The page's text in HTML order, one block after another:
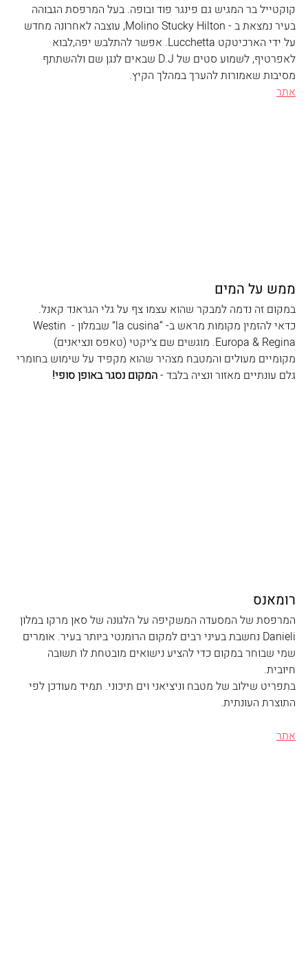
קוקטייל בר המגיש גם פינגר פוד ובופה. בעל המרפסת הגבוהה
בעיר נמצאת ב - Molino Stucky Hilton, עוצבה לאחרונה מחדש
על ידי הארכיטקט Lucchetta. אפשר להתלבש יפה,לבוא
לאפרטיף, לשמוע סטים של D.J שבאים לנגן שם ולהשתתף
מסיבות שאמורות להערך במהלך הקיץ.
אתר
ממש על המים
במקום זה נדמה למבקר שהוא עצמו צף על גלי הגראנד קאנל.
כדאי להזמין מקומות מראש ב- “la cusina” שבמלון - Westin
Europa & Regina. מוגשים שם צ׳יקטי (טאפס ונציאנים)
מקומיים מעולים והמטבח מצהיר שהוא מקפיד על שימוש בחומרי
גלם עונתיים מאזור ונציה בלבד - המקום נסגר באופן סופי!
רומאנס
המרפסת של המסעדה המשקיפה על הלגונה של סאן מרקו במלון
Danieli נחשבת בעיני רבים למקום הרומנטי ביותר בעיר. אומרים
שמי שבוחר במקום כדי להציע נישואים מובטחת לו תשובה
חיובית.
בתפריט שילוב של מטבח וניציאני וים תיכוני. תמיד מעודכן לפי
התוצרת העונתית.
אתר